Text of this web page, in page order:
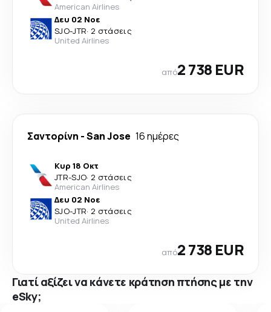
American Airlines
Δευ 02 Νοε
SJO-JTR· 2 στάσεις
United Airlines
από2 738 EUR
Σαντορίνη -San Jose 16 ημέρες
Κυρ 18 Οκτ
JTR-SJO· 2 στάσεις
American Airlines
Δευ 02 Νοε
SJO-JTR· 2 στάσεις
United Airlines
από2 738 EUR
Γιατί αξίζει να κάνετε κράτηση πτήσης με την
eSky;